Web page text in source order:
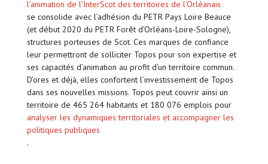
l’animation de l’InterScot des territoires de l’Orléanais
se consolide avec l’adhésion du PETR Pays Loire Beauce
(et début 2020 du PETR Forêt d’Orléans-Loire-Sologne),
structures porteuses de Scot. Ces marques de confiance
leur permettront de solliciter Topos pour son expertise et
ses capacités d’animation au profit d’un territoire commun.
D’ores et déjà, elles confortent l’investissement de Topos
dans ses nouvelles missions. Topos peut couvrir ainsi un
territoire de 465 264 habitants et 180 076 emplois pour
analyser les dynamiques territoriales et accompagner les
politiques publiques
.